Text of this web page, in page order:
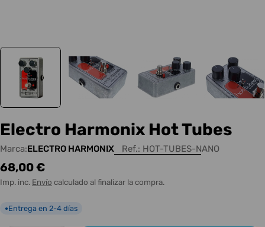
Electro Harmonix Hot Tubes
Marca:ELECTRO HARMONIX Ref.: HOT-TUBES-NANO
Precio
habitual
68,00 €
Imp. inc. Envío calculado al finalizar la compra.
●Entrega en 2-4 días